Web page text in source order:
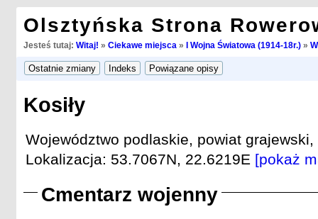
Olsztyńska Strona
Jesteś tutaj: Witaj! » Ciekawe miejsca » I Wojna Światowa (1914-18r.)»
Kosiły
Województwo podlaskie, powiat
Lokalizacja: 53.7067N, 22.6219E [pokaż
Cmentarz wojenny